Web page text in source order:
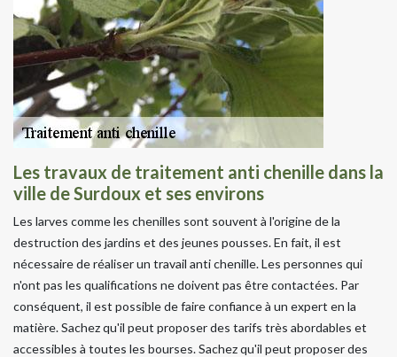
Les travaux de traitement anti chenille dans la
ville de Surdoux et ses environs
Les larves comme les chenilles sont souvent à l'origine de la
destruction des jardins et des jeunes pousses. En fait, il est
nécessaire de réaliser un travail anti chenille. Les personnes qui
n'ont pas les qualifications ne doivent pas être contactées. Par
conséquent, il est possible de faire confiance à un expert en la
matière. Sachez qu'il peut proposer des tarifs très abordables et
accessibles à toutes les bourses. Sachez qu'il peut proposer des